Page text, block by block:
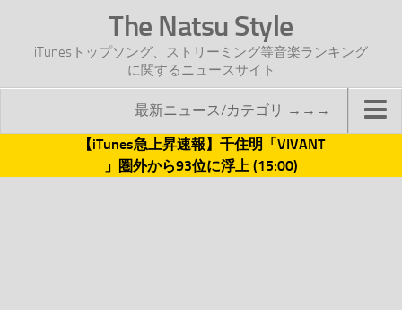
The Natsu Style
iTunesトップソング、ストリーミング等音楽ランキング
に関するニュースサイト
最新ニュース/カテゴリ →→→
【iTunes急上昇速報】千住明「VIVANT
」圏外から93位に浮上 (15:00)